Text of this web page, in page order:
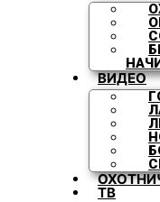
ВИДЕО
ТВ